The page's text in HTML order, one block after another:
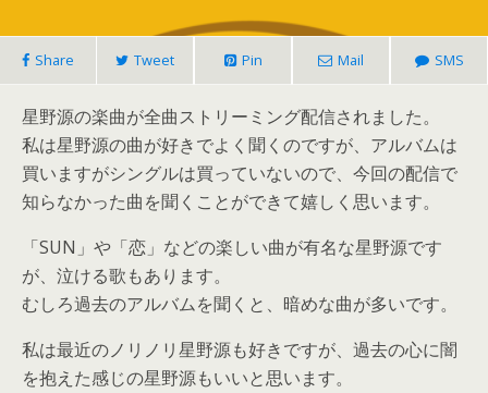
Share Tweet Pin Mail SMS
星野源の楽曲が全曲ストリーミング配信されました。
私は星野源の曲が好きでよく聞くのですが、アルバムは
買いますがシングルは買っていないので、今回の配信で
知らなかった曲を聞くことができて嬉しく思います。
「SUN」や「恋」などの楽しい曲が有名な星野源です
が、泣ける歌もあります。
むしろ過去のアルバムを聞くと、暗めな曲が多いです。
私は最近のノリノリ星野源も好きですが、過去の心に闇
を抱えた感じの星野源もいいと思います。